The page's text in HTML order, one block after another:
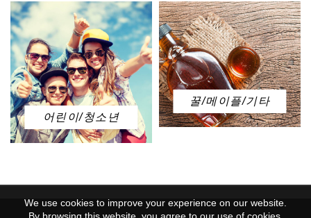
어린이/청소년
꿀/메이플/기타
We use cookies to improve your experience on our website.